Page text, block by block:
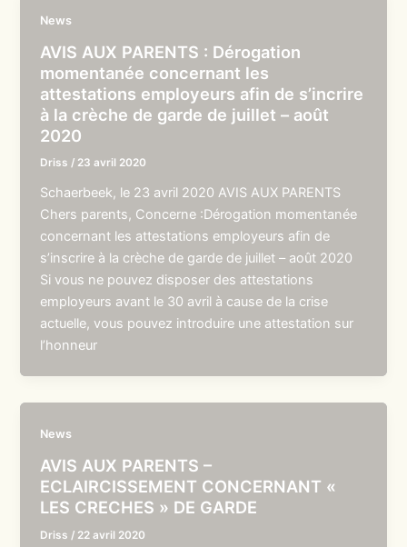
News
AVIS AUX PARENTS : Dérogation
momentanée concernant les
attestations employeurs afin de s’incrire
à la crèche de garde de juillet – août
2020
Driss / 23 avril 2020
Schaerbeek, le 23 avril 2020 AVIS AUX PARENTS
Chers parents, Concerne :Dérogation momentanée
concernant les attestations employeurs afin de
s’inscrire à la crèche de garde de juillet – août 2020
Si vous ne pouvez disposer des attestations
employeurs avant le 30 avril à cause de la crise
actuelle, vous pouvez introduire une attestation sur
l’honneur
News
AVIS AUX PARENTS –
ECLAIRCISSEMENT CONCERNANT «
LES CRECHES » DE GARDE
Driss / 22 avril 2020